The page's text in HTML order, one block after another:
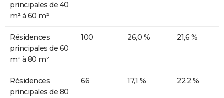
principales de 40
m² à 60 m²
Résidences
principales de 60
m² à 80 m²
100 26,0 % 21,6 %
Résidences
principales de 80
66 17,1 % 22,2 %